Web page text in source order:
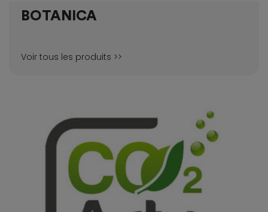
BOTANICA
Voir tous les produits >>